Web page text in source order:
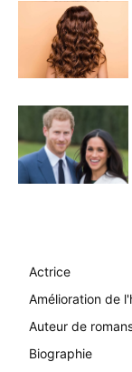
Actrice
Amélioration de
Auteur de
Biographie